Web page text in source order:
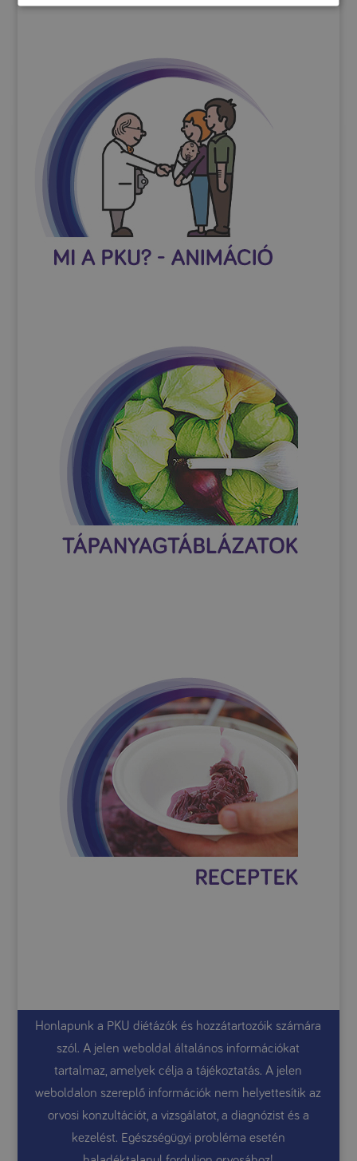
Honlapunk a PKU diétázók és hozzátartozóik számára
szól. A jelen weboldal általános információkat
tartalmaz, amelyek célja a tájékoztatás. A jelen
weboldalon szereplő információk nem helyettesítik az
orvosi konzultációt, a vizsgálatot, a diagnózist és a
kezelést. Egészségügyi probléma esetén